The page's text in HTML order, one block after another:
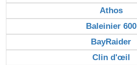
Athos
Baleinier 600
BayRaider
Clin d'œil